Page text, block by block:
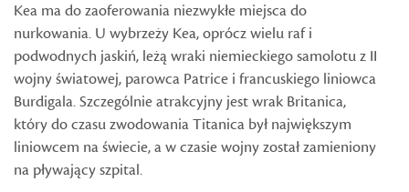
Kea ma do zaoferowania niezwykłe miejsca do
nurkowania. U wybrzeży Kea, oprócz wielu raf i
podwodnych jaskiń, leżą wraki niemieckiego samolotu z II
wojny światowej, parowca Patrice i francuskiego liniowca
Burdigala. Szczególnie atrakcyjny jest wrak Britanica,
który do czasu zwodowania Titanica był największym
liniowcem na świecie, a w czasie wojny został zamieniony
na pływający szpital.